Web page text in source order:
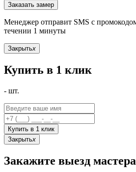
Заказать замер
Менеджер отправит SMS с
течении 1 минуты
Закрытьx
Купить в 1 клик
- шт.
Купить в 1 клик
Закрытьx
Закажите выезд мастера